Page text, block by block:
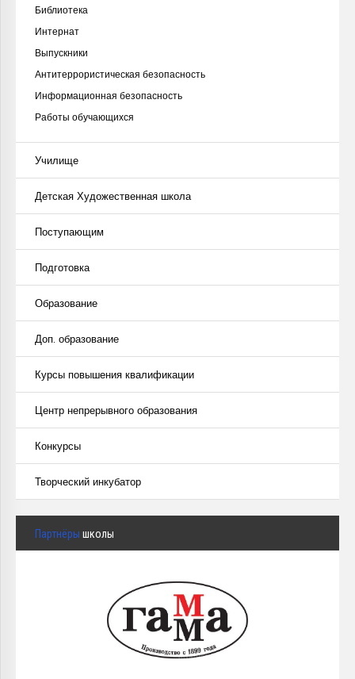
Библиотека
Интернат
Выпускники
Антитеррористическая безопасность
Информационная безопасность
Работы обучающихся
Училище
Детская Художественная школа
Поступающим
Подготовка
Образование
Доп. образование
Курсы повышения квалификации
Центр непрерывного образования
Конкурсы
Творческий инкубатор
Партнёры школы